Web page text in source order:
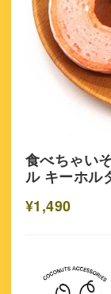
食べちゃい
ル キーホル
¥1,490